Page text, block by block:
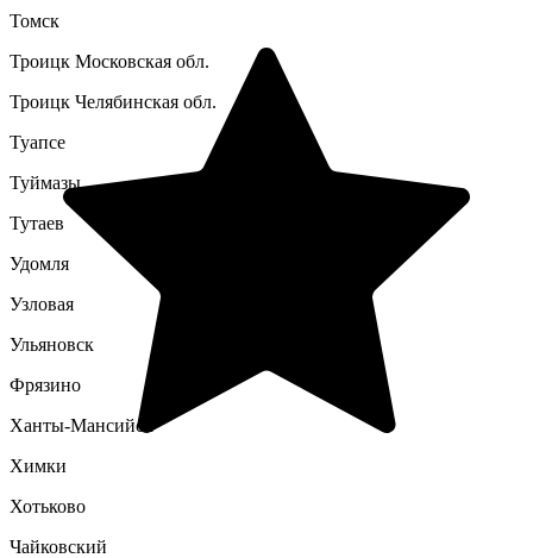
Томск
Троицк Московская обл.
Троицк Челябинская обл.
Туапсе
Туймазы
Тутаев
Удомля
Узловая
Ульяновск
Фрязино
Ханты-Мансийск
Химки
Хотьково
Чайковский